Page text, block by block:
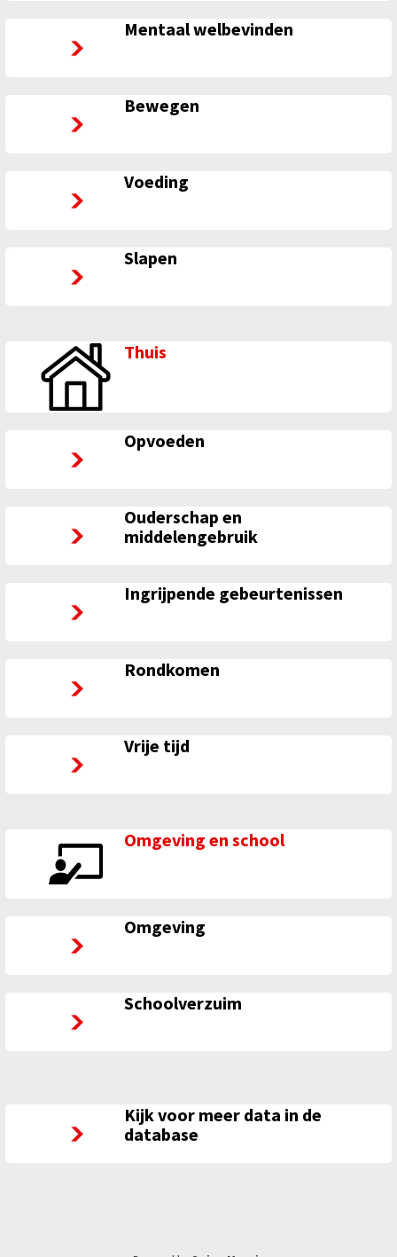
Mentaal welbevinden
Mentaal welbevinden
Bewegen
Bewegen
Voeding
Voeding
Slapen
Slapen
Thuis
Opvoeden
Opvoeden
Ouderschap en
middelengebruik
Ouderschap en middelengebruik
Ingrijpende gebeurtenissen
Ingrijpende gebeurtenissen
Rondkomen
Rondkomen
Vrije tijd
Vrije tijd
Omgeving en school
Omgeving
Omgeving
Schoolverzuim
Schoolverzuim
Kijk voor meer data in de
database
Kijk voor meer data in de database